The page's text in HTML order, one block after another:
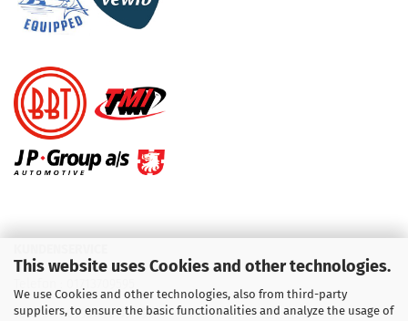
This website uses Cookies and other technologies.
We use Cookies and other technologies, also from third-party
suppliers, to ensure the basic functionalities and analyze the usage of
Telefon :09931 92 99 490